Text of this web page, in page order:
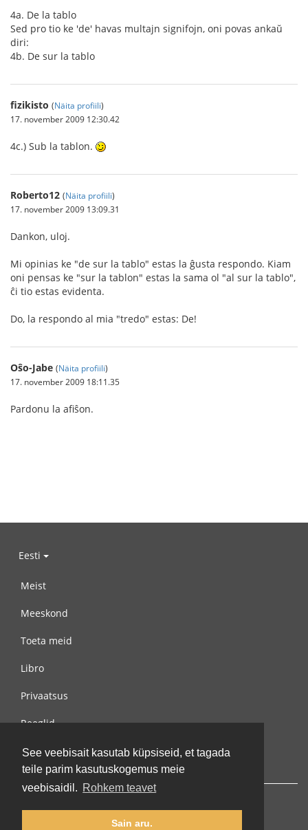
See veebisait kasutab küpsiseid, et tagada
teile parim kasutuskogemus meie
veebisaidil. Rohkem teavet
Sain aru.
4a. De la tablo
Sed pro tio ke 'de' havas multajn signifojn, oni povas ankaŭ
diri:
4b. De sur la tablo
fizikisto (Näita profiili)
17. november 2009 12:30.42
4c.) Sub la tablon.
Roberto12 (Näita profiili)
17. november 2009 13:09.31
Dankon, uloj.
Mi opinias ke "de sur la tablo" estas la ĝusta respondo. Kiam
oni pensas ke "sur la tablon" estas la sama ol "al sur la tablo",
ĉi tio estas evidenta.
Do, la respondo al mia "tredo" estas: De!
Oŝo-Jabe (Näita profiili)
17. november 2009 18:11.35
Pardonu la afiŝon.
Eesti
Meist
Meeskond
Toeta meid
Libro
Privaatsus
Reeglid
Võta meiega ühendust